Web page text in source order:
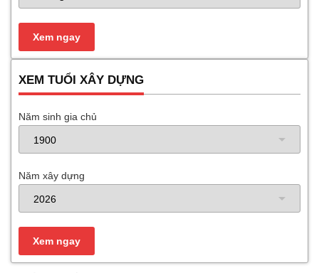
XEM TUỔI XÂY DỰNG
Năm sinh gia chủ
Năm xây dựng